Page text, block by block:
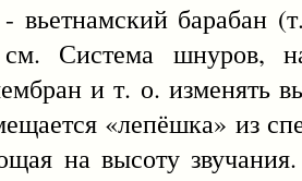
барабан
Система шнуров,
и т. о. изменять
«лепёшка» из
на высоту